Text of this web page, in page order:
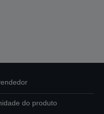
do produto